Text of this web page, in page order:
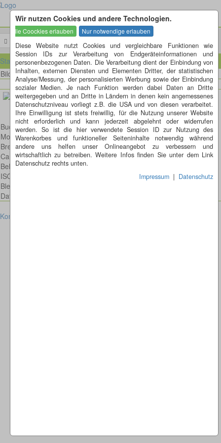
Wir nutzen Cookies und andere Technologien.
Diese Website nutzt Cookies und vergleichbare Funktionen wie
Session IDs zur Verarbeitung von Endgeräteinformationen und
personenbezogenen Daten. Die Verarbeitung dient der Einbindung von
Inhalten, externen Diensten und Elementen Dritter, der statistischen
Analyse/Messung, der personalisierten Werbung sowie der Einbindung
sozialer Medien. Je nach Funktion werden dabei Daten an Dritte
weitergegeben und an Dritte in Ländern in denen kein angemessenes
Datenschutzniveau vorliegt z.B. die USA und von diesen verarbeitet.
Ihre Einwilligung ist stets freiwillig, für die Nutzung unserer Website
nicht erforderlich und kann jederzeit abgelehnt oder widerrufen
werden. So ist die hier verwendete Session ID zur Nutzung des
Warenkorbes und funktioneller Seiteninhalte notwendig während
andere uns helfen unser Onlineangebot zu verbessern und
wirtschaftlich zu betreiben. Weitere Infos finden Sie unter dem Link
Datenschutz rechts unten.
Impressum | Datenschutz
Startseite
Bild 24 von 35Bilder
Buchfink
Model: Canon EOS 600D
Brennweite: 300mm
Canon EF 300mm 1:4,0 L IS USM
Belichtungsdauer : 1/640
ISO: 200
Blende: f/4.0
Datum: 2013:02:10 13:35:00
Kontakt